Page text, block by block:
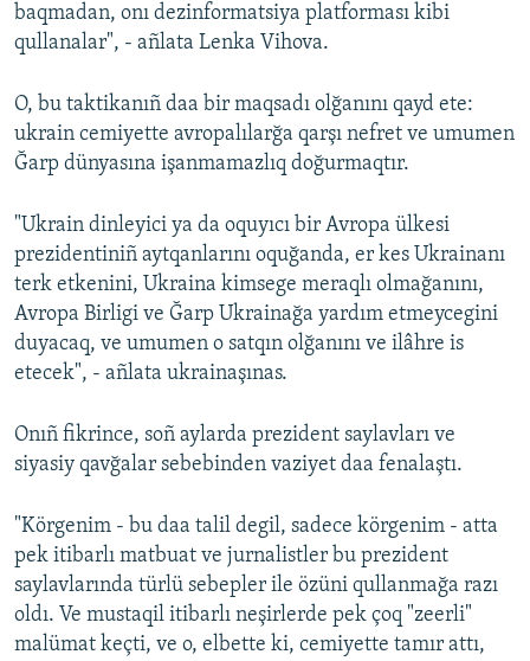
baqmadan, onı dezinformatsiya platforması kibi
qullanalar", - añlata Lenka Vihova.
O, bu taktikanıñ daa bir maqsadı olğanını qayd ete:
ukrain cemiyette avropalılarğa qarşı nefret ve umumen
Ğarp dünyasına işanmamazlıq doğurmaqtır.
"Ukrain dinleyici ya da oquyıcı bir Avropa ülkesi
prezidentiniñ aytqanlarını oquğanda, er kes Ukrainanı
terk etkenini, Ukraina kimsege meraqlı olmağanını,
Avropa Birligi ve Ğarp Ukrainağa yardım etmeycegini
duyacaq, ve umumen o satqın olğanını ve ilâhre is
etecek", - añlata ukrainaşınas.
Onıñ fikrince, soñ aylarda prezident saylavları ve
siyasiy qavğalar sebebinden vaziyet daa fenalaştı.
"Körgenim - bu daa talil degil, sadece körgenim - atta
pek itibarlı matbuat ve jurnalistler bu prezident
saylavlarında türlü sebepler ile özüni qullanmağa razı
oldı. Ve mustaqil itibarlı neşirlerde pek çoq "zeerli"
malümat keçti, ve o, elbette ki, cemiyette tamır attı,